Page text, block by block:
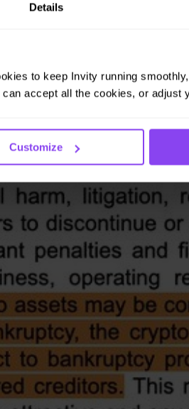
Details
to keep Invity running
accept all the cookies, or adjust
Customize